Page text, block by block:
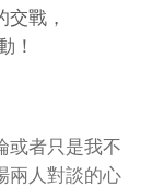
戰，
！
或者只是我不
兩人對談的心